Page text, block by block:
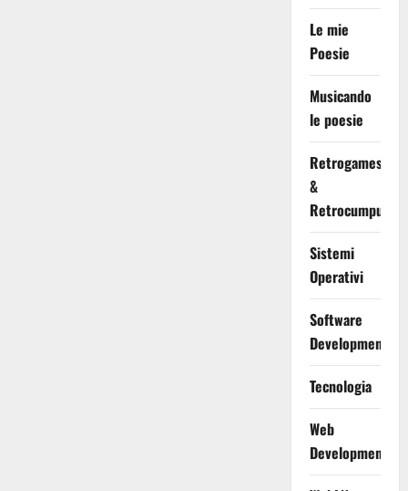
Le mie
Poesie
Musicando
le poesie
Retrogames
&
Retrocumputing
Sistemi
Operativi
Software
Development
Tecnologia
Web
Development